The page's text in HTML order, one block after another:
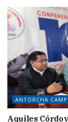
ANTORCHA
Aquiles